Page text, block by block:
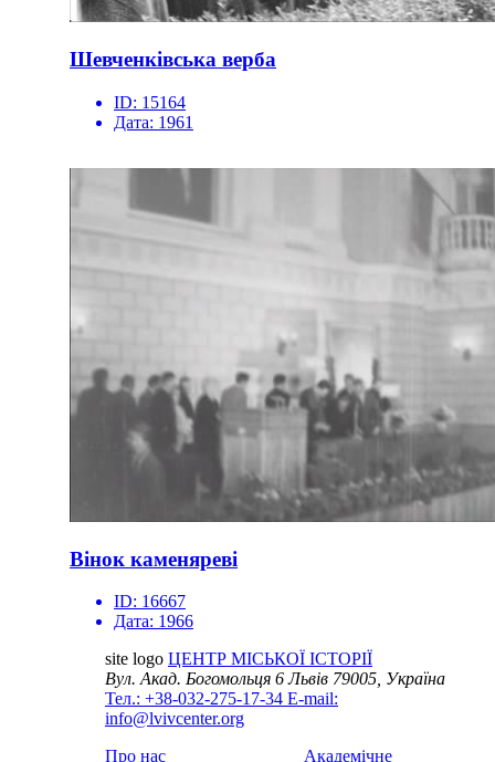
Шевченківська верба
ID: 15164
Дата: 1961
Вінок каменяреві
ID: 16667
Дата: 1966
site logo ЦЕНТР МІСЬКОЇ ІСТОРІЇ
Вул. Акад. Богомольця 6Львів 79005, Україна
Тел.: +38-032-275-17-34 E-mail:
info@lvivcenter.org
Про нас
Академічне